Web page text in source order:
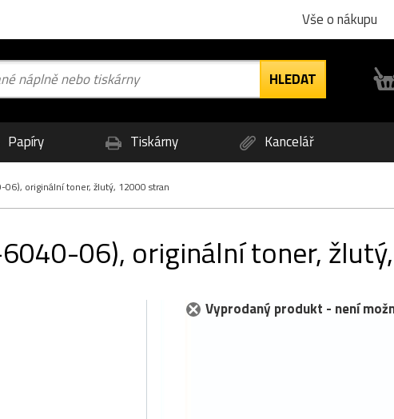
Vše o nákupu
Papíry Tiskárny Kancelář
originální toner, žlutý, 12000 stran
06), originální toner,
Vyprodaný produkt - není